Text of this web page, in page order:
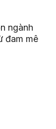
ngành
đam mê